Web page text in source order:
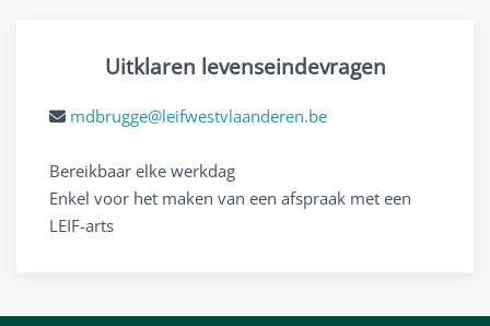
Uitklaren levenseindevragen
mdbrugge@leifwestvlaanderen.be
Bereikbaar elke werkdag
Enkel voor het maken van een afspraak met een
LEIF-arts